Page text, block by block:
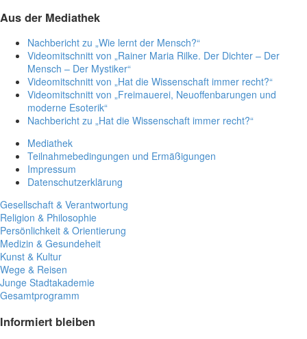
Aus der Mediathek
Nachbericht zu „Wie lernt der Mensch?“
Videomitschnitt von „Rainer Maria Rilke. Der Dichter – Der
Mensch – Der Mystiker“
Videomitschnitt von „Hat die Wissenschaft immer recht?“
Videomitschnitt von „Freimauerei, Neuoffenbarungen und
moderne Esoterik“
Nachbericht zu „Hat die Wissenschaft immer recht?“
Mediathek
Teilnahmebedingungen und Ermäßigungen
Impressum
Datenschutzerklärung
Gesellschaft & Verantwortung
Religion & Philosophie
Persönlichkeit & Orientierung
Medizin & Gesundeheit
Kunst & Kultur
Wege & Reisen
Junge Stadtakademie
Gesamtprogramm
Informiert bleiben